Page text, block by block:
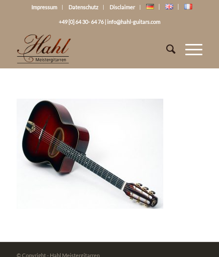
Impressum Datenschutz Disclaimer
+49 [0] 64 30- 64 76|info@hahl-guitars.com
© Copyright - Hahl Meistergitarren